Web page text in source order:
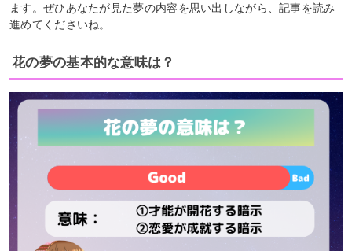
ます。ぜひあなたが見た夢の内容を思い出しながら、記事を読み
進めてくださいね。
花の夢の基本的な意味は？